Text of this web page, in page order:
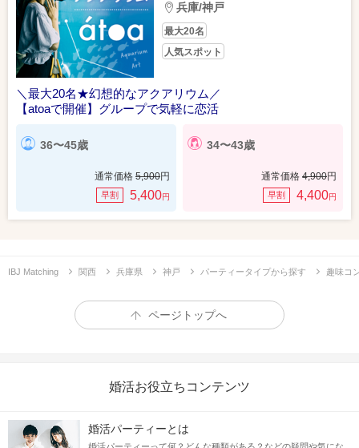
兵庫/神戸
最大20名
人気スポット
＼最大20名★幻想的なアクアリウム／
【atoaで開催】グループで気軽に恋活
36〜45歳
通常価格 5,900円
早割 5,400円
34〜43歳
通常価格 4,900円
早割 4,400円
IBJ Matching 関西 兵庫県 神戸 パーティータイプから探す 趣味コ
ページトップへ
婚活お役立ちコンテンツ
婚活パーティーとは